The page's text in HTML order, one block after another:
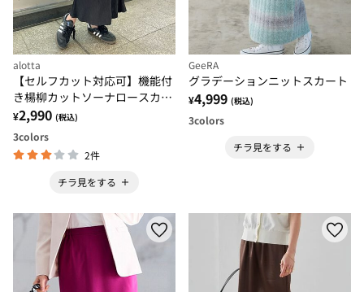
alotta
【セルフカット対応可】機能付
き楊柳カットソーナロースカー
ト
¥2,990 (税込)
3colors
2件
チラ見をする
GeeRA
グラデーションニットスカート
¥4,999 (税込)
3colors
チラ見をする